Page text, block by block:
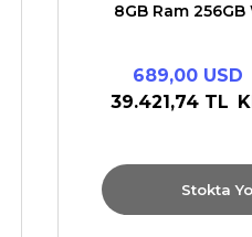
8GB Ram
689,00 USD
39.421,74 TL
Stokta